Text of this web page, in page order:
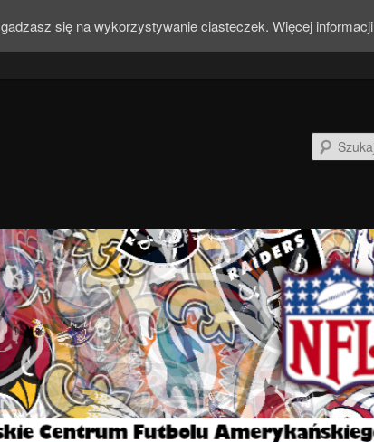
się na wykorzystywanie ciasteczek. Więcej informacji